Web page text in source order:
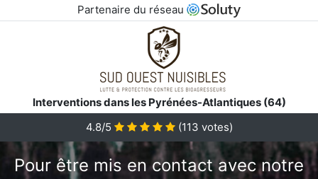
Partenaire du réseau
Interventions dans les Pyrénées-Atlantiques (64)
4.8/5
(113 votes)
Pour être mis en contact avec notre